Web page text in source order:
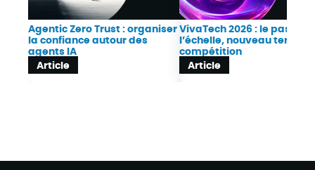
Agentic Zero Trust : organiser
la confiance autour des
agents IA
Article
VivaTech 2026 : le
l’échelle, nouveau terrain
compétition
Article